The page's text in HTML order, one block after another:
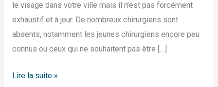
le visage dans votre ville mais il n’est pas forcément
exhaustif et à jour. De nombreux chirurgiens sont
absents, notamment les jeunes chirurgiens encore peu
connus ou ceux qui ne souhaitent pas être […]
Lire la suite »